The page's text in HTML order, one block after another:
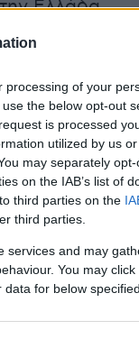
processing of your
the below opt-out
is processed
utilized by us
may separately
on the IAB’s list of
third parties on the
third parties.
services and may
You may
for below
Ελλάδα.
σε έναν
Ελλάδα και
την οποία
και
διάστημα
είπε